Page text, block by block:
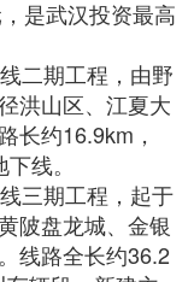
是武汉投资最高
二期工程，由野
洪山区、江夏大
长约16.9km，
线。
三期工程，起于
陂盘龙城、金银
线路全长约36.2